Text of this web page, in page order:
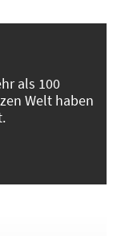
als 100
Welt haben